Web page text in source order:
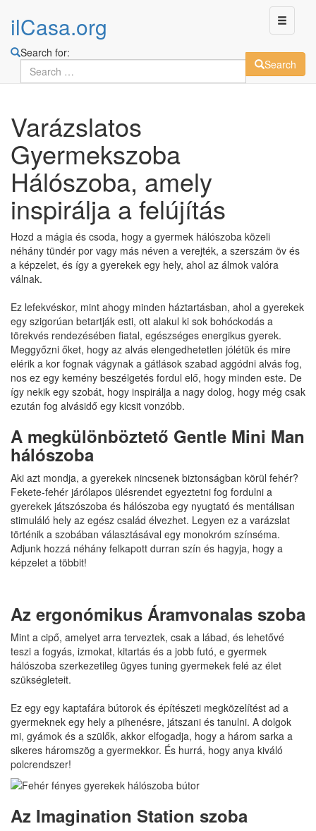
ilCasa.org
Search for:
Search
main
content
Varázslatos
Gyermekszoba
Hálószoba, amely
inspirálja a felújítás
Hozd a mágia és csoda, hogy a gyermek hálószoba közeli
néhány tündér por vagy más néven a verejték, a szerszám öv és
a képzelet, és így a gyerekek egy hely, ahol az álmok valóra
válnak.
Ez lefekvéskor, mint ahogy minden háztartásban, ahol a gyerekek
egy szigorúan betartják esti, ott alakul ki sok bohóckodás a
törekvés rendezésében fiatal, egészséges energikus gyerek.
Meggyőzni őket, hogy az alvás elengedhetetlen jólétük és mire
elérik a kor fognak vágynak a gátlások szabad aggódni alvás fog,
nos ez egy kemény beszélgetés fordul elő, hogy minden este. De
így nekik egy szobát, hogy inspirálja a nagy dolog, hogy még csak
ezután fog alvásidő egy kicsit vonzóbb.
A megkülönböztető Gentle Mini Man
hálószoba
Aki azt mondja, a gyerekek nincsenek biztonságban körül fehér?
Fekete-fehér járólapos ülésrendet egyeztetni fog fordulni a
gyerekek játszószoba és hálószoba egy nyugtató és mentálisan
stimuláló hely az egész család élvezhet. Legyen ez a varázslat
történik a szobában választásával egy monokróm színséma.
Adjunk hozzá néhány felkapott durran szín és hagyja, hogy a
képzelet a többit!
Az ergonómikus Áramvonalas szoba
Mint a cipő, amelyet arra terveztek, csak a lábad, és lehetővé
teszi a fogyás, izmokat, kitartás és a jobb futó, e gyermek
hálószoba szerkezetileg ügyes tuning gyermekek felé az élet
szükségleteit.
Ez egy egy kaptafára bútorok és építészeti megközelítést ad a
gyermeknek egy hely a pihenésre, játszani és tanulni. A dolgok
mi, gyámok és a szülők, akkor elfogadja, hogy a három sarka a
sikeres háromszög a gyermekkor. És hurrá, hogy anya kiváló
polcrendszer!
Az Imagination Station szoba